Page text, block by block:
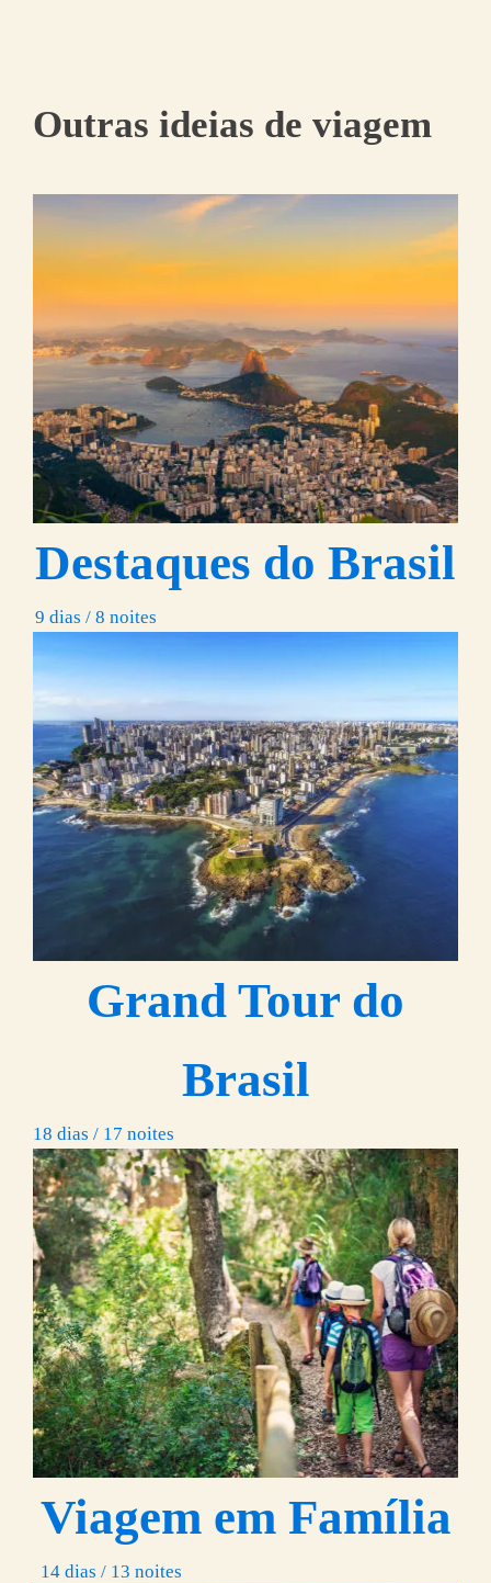
Outras ideias de viagem
Destaques do Brasil
9 dias / 8 noites
Grand Tour do
Brasil
18 dias / 17 noites
Viagem em Família
14 dias / 13 noites